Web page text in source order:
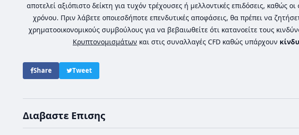
αποτελεί αξιόπιστο δείκτη για τυχόν τρέχουσες ή μελλοντικές επιδόσεις, καθώς
χρόνου. Πριν λάβετε οποιεσδήποτε επενδυτικές αποφάσεις, θα πρέπει να
χρηματοοικονομικούς συμβούλους για να βεβαιωθείτε ότι κατανοείτε τους
Κρυπτονομισμάτων και στις συναλλαγές CFD καθώς υπάρχουν
Share Tweet
Διαβαστε Επισης